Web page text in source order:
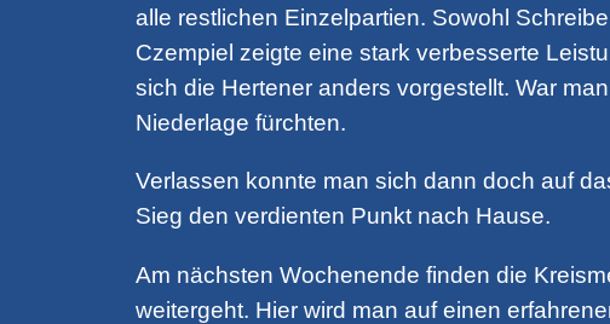
alle restlichen Einzelpartien. Sowohl
Czempiel zeigte eine stark verbesserte
sich die Hertener anders vorgestellt. War
Niederlage fürchten.
Verlassen konnte man sich dann doch auf
Sieg den verdienten Punkt nach Hause.
Am nächsten Wochenende finden die
weitergeht. Hier wird man auf einen